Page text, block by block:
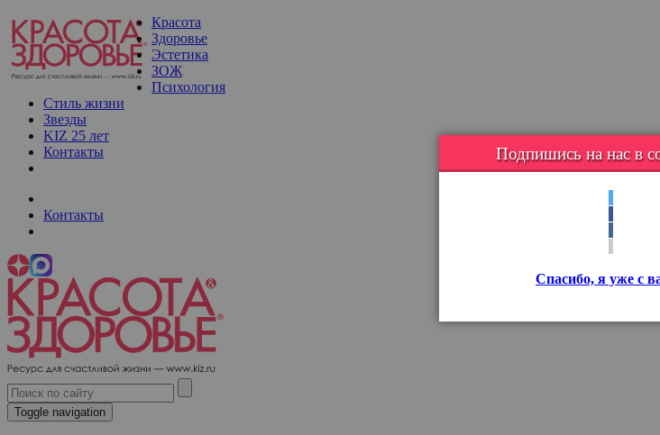
Красота
Здоровье
Эстетика
ЗОЖ
Психология
Стиль жизни
Звезды
KIZ 25 лет
Контакты
Контакты
Toggle navigation
Подпишись на нас в
Спасибо, я уже с